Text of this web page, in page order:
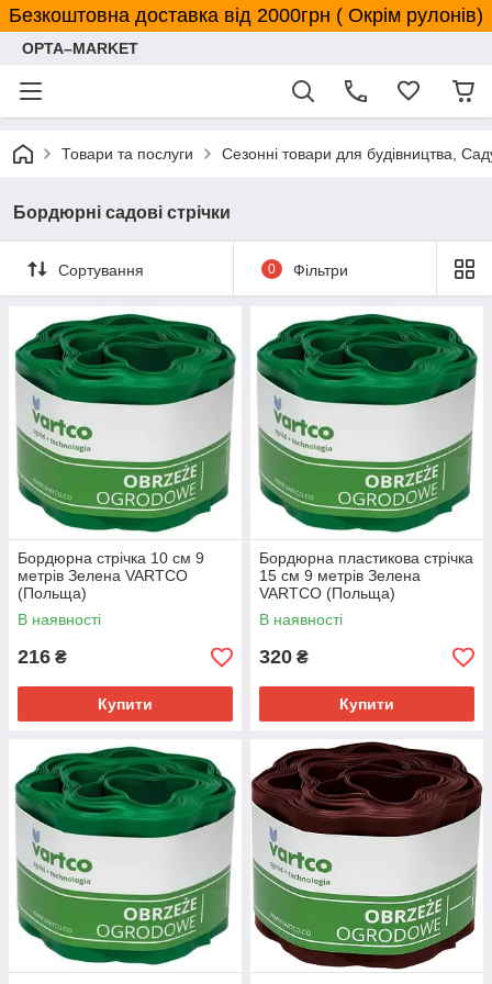
Безкоштовна доставка від 2000грн ( Окрім рулонів)
OPTA–MARKET
Товари та послуги Сезонні товари для будівництва,
Бордюрні садові стрічки
Сортування 0 Фільтри
Бордюрна стрічка 10 см 9
метрів Зелена VARTCO
(Польща)
В наявності
216 ₴
Купити
Бордюрна пластикова стрічка
15 см 9 метрів Зелена
VARTCO (Польща)
В наявності
320 ₴
Купити